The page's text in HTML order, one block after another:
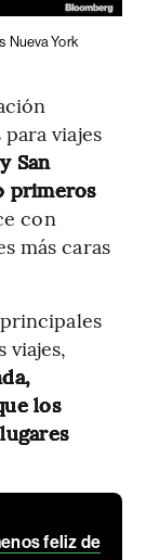
Nueva York
viajes
San
primeros
con
más caras
los
feliz de